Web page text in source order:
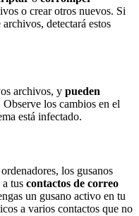
o crear otros nuevos. Si
detectará estos
archivos, y pueden
los cambios en el
está infectado.
los gusanos
a tus contactos de correo
un gusano activo en tu
a varios contactos que no